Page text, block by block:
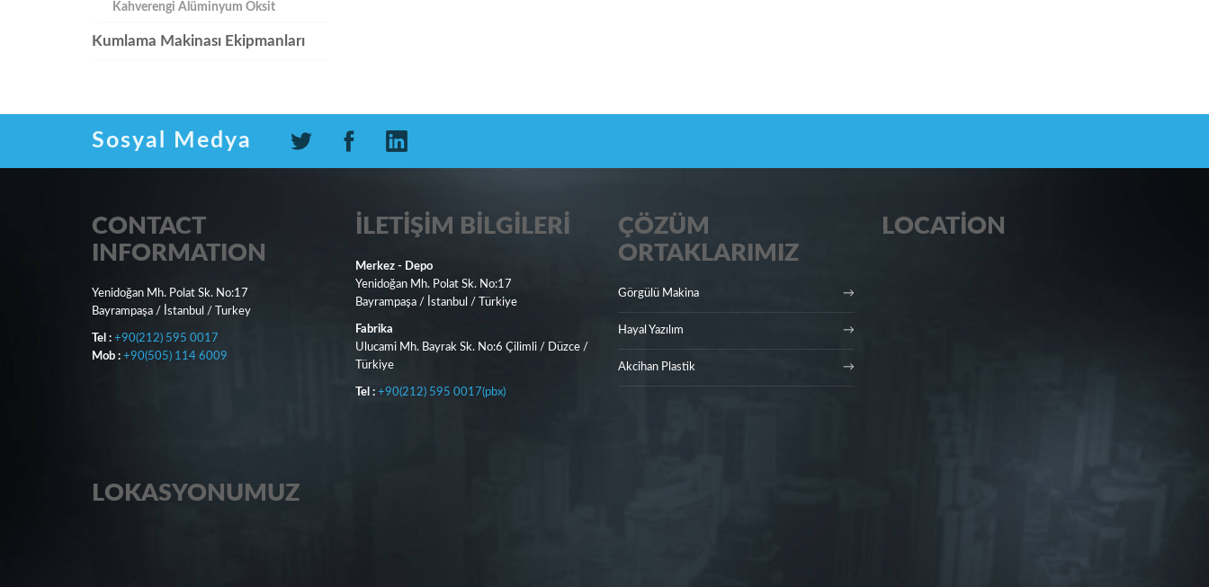
Kahverengi Alüminyum Oksit
Kumlama Makinası Ekipmanları
Sosyal Medya
CONTACT
INFORMATION
Yenidoğan Mh. Polat Sk. No:17
Bayrampaşa / İstanbul / Turkey
Tel : +90(212) 595 0017
Mob : +90(505) 114 6009
İLETIŞIM BILGILERI
Merkez - Depo
Yenidoğan Mh. Polat Sk. No:17
Bayrampaşa / İstanbul / Türkiye
Fabrika
Ulucami Mh. Bayrak Sk. No:6 Çilimli / Düzce /
Türkiye
Tel : +90(212) 595 0017(pbx)
ÇÖZÜM
ORTAKLARIMIZ
Görgülü Makina
Hayal Yazılım
Akcihan Plastik
LOCATION
LOKASYONUMUZ